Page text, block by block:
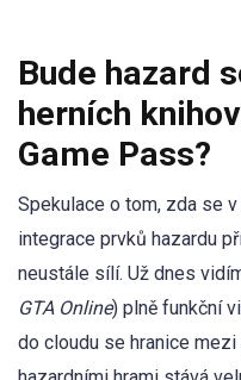
Bude hazard
herních
Game Pass?
Spekulace o tom, zda se
integrace prvků hazardu
neustále sílí. Už dnes
GTA Online) plně funkční
do cloudu se hranice mezi